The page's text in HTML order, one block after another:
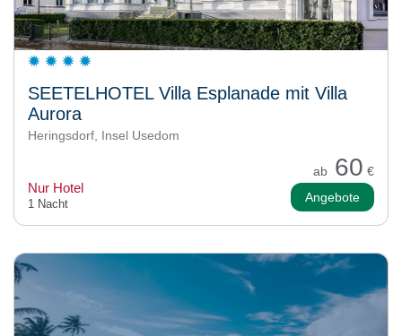
SEETELHOTEL Villa Esplanade mit Villa
Aurora
Heringsdorf, Insel Usedom
ab 60 €
Nur Hotel
1 Nacht Angebote